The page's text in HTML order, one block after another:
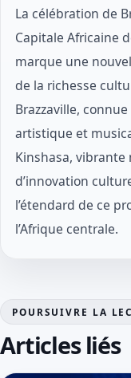
La célébration de
Capitale Africaine
marque une
de la richesse
Brazzaville,
artistique et
Kinshasa,
d’innovation
l’étendard de ce
l’Afrique centrale.
POURSUIVRE LA
Articles liés